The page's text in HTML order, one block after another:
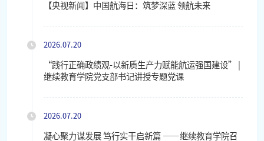
【央视新闻】中国航海日：筑梦深蓝 领航未来
2026.07.20
“践行正确政绩观-以新质生产力赋能航运强国建设” |
继续教育学院党支部书记讲授专题党课
2026.07.20
凝心聚力谋发展 笃行实干启新篇 ——继续教育学院召